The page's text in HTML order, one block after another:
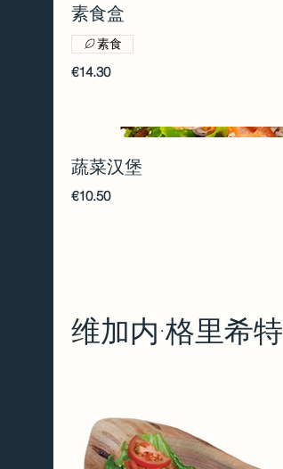
素食盒
€14.30
素食
蔬菜汉堡
€10.50
维加内·格里希特